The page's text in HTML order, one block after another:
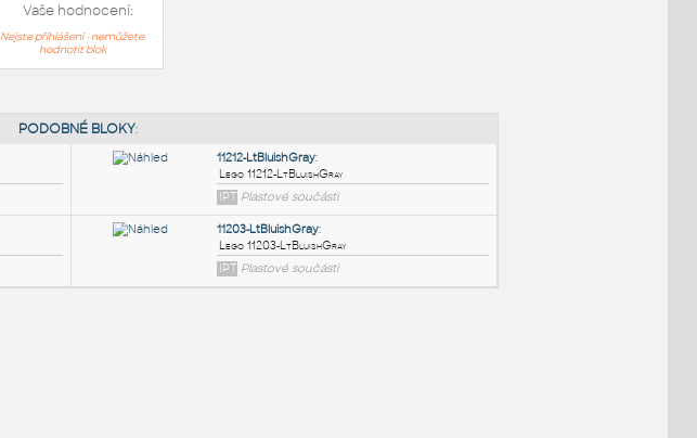
Vaše hodnocení:
Nejste přihlášeni - nemůžete
hodnotit blok